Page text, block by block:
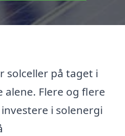
solceller på taget i
alene. Flere og flere
i solenergi